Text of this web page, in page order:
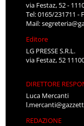
via Festaz, 52 -
Tel: 0165/231711 -
Mail:
Editore
LG PRESSE S.R.L.
via Festaz, 52
DIRETTORE
Luca Mercanti
REDAZIONE